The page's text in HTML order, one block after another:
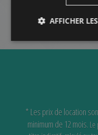
* Les prix de location
minimum de 12 mois.
AFFICHER